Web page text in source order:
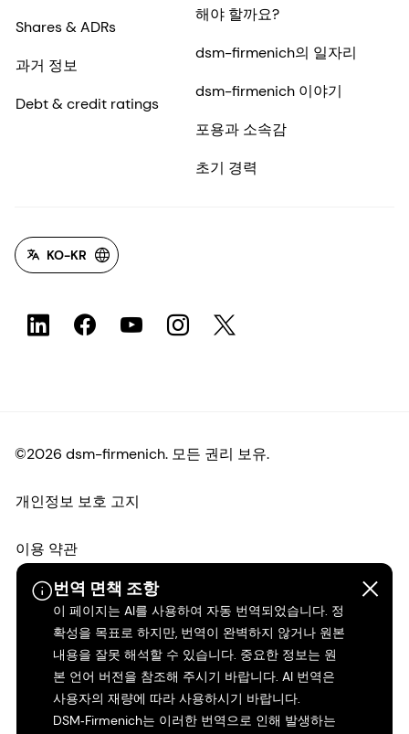
번역 면책 조항
이 페이지는 AI를 사용하여 자동 번역되었습니다. 정
확성을 목표로 하지만, 번역이 완벽하지 않거나 원본
내용을 잘못 해석할 수 있습니다. 중요한 정보는 원
본 언어 버전을 참조해 주시기 바랍니다. AI 번역은
사용자의 재량에 따라 사용하시기 바랍니다.
DSM‑Firmenich는 이러한 번역으로 인해 발생하는
Shares & ADRs
과거 정보
Debt & credit ratings
해야 할까요?
dsm-firmenich의 일자리
dsm-firmenich 이야기
포용과 소속감
초기 경력
KO-KR
©2026 dsm-firmenich. 모든 권리 보유.
개인정보 보호 고지
이용 약관
약관
캘리포니아 투명성
접근성 성명서